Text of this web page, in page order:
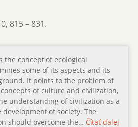
, 815 – 831.
the concept of ecological
some of its aspects and its
It points to the problem of
of culture and civilization,
understanding of civilization as a
of society. The
should overcome the… Čítať ďalej